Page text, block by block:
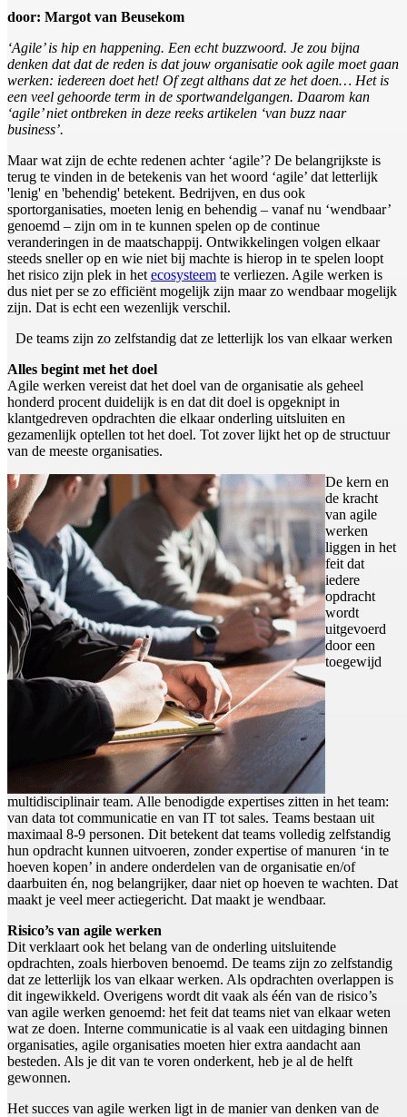
door: Margot van Beusekom
‘Agile’ is hip en happening. Een echt buzzwoord. Je zou bijna
denken dat dat de reden is dat jouw organisatie ook agile moet gaan
werken: iedereen doet het! Of zegt althans dat ze het doen… Het is
een veel gehoorde term in de sportwandelgangen. Daarom kan
‘agile’ niet ontbreken in deze reeks artikelen ‘van buzz naar
business’.
Maar wat zijn de echte redenen achter ‘agile’? De belangrijkste is
terug te vinden in de betekenis van het woord ‘agile’ dat letterlijk
'lenig' en 'behendig' betekent. Bedrijven, en dus ook
sportorganisaties, moeten lenig en behendig – vanaf nu ‘wendbaar’
genoemd – zijn om in te kunnen spelen op de continue
veranderingen in de maatschappij. Ontwikkelingen volgen elkaar
steeds sneller op en wie niet bij machte is hierop in te spelen loopt
het risico zijn plek in hetecosysteem te verliezen. Agile werken is
dus niet per se zo efficiënt mogelijk zijn maar zo wendbaar mogelijk
zijn. Dat is echt een wezenlijk verschil.
De teams zijn zo zelfstandig dat ze letterlijk los van elkaar werken
Alles begint met het doel
Agile werken vereist dat het doel van de organisatie als geheel
honderd procent duidelijk is en dat dit doel is opgeknipt in
klantgedreven opdrachten die elkaar onderling uitsluiten en
gezamenlijk optellen tot het doel. Tot zover lijkt het op de structuur
van de meeste organisaties.
De kern en
de kracht
van agile
werken
liggen in het
feit dat
iedere
opdracht
wordt
uitgevoerd
door een
toegewijd
multidisciplinair team. Alle benodigde expertises zitten in het team:
van data tot communicatie en van IT tot sales. Teams bestaan uit
maximaal 8-9 personen. Dit betekent dat teams volledig zelfstandig
hun opdracht kunnen uitvoeren, zonder expertise of manuren ‘in te
hoeven kopen’ in andere onderdelen van de organisatie en/of
daarbuiten én, nog belangrijker, daar niet op hoeven te wachten. Dat
maakt je veel meer actiegericht. Dat maakt je wendbaar.
Risico’s van agile werken
Dit verklaart ook het belang van de onderling uitsluitende
opdrachten, zoals hierboven benoemd. De teams zijn zo zelfstandig
dat ze letterlijk los van elkaar werken. Als opdrachten overlappen is
dit ingewikkeld. Overigens wordt dit vaak als één van de risico’s
van agile werken genoemd: het feit dat teams niet van elkaar weten
wat ze doen. Interne communicatie is al vaak een uitdaging binnen
organisaties, agile organisaties moeten hier extra aandacht aan
besteden. Als je dit van te voren onderkent, heb je al de helft
gewonnen.
Het succes van agile werken ligt in de manier van denken van de